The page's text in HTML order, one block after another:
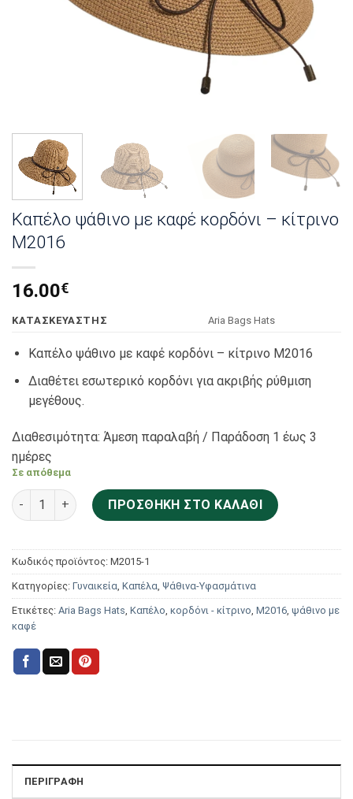
Καπέλο ψάθινο με καφέ κορδόνι – κίτρινο
Μ2016
16.00€
KΑΤΑΣΚΕΥΑΣΤΗΣ Αria Bags Hats
Καπέλο ψάθινο με καφέ κορδόνι – κίτρινο Μ2016
Διαθέτει εσωτερικό κορδόνι για ακριβής ρύθμιση
μεγέθους.
Διαθεσιμότητα: Άμεση παραλαβή / Παράδoση 1 έως 3
ημέρες
Σε απόθεμα
Καπέλο ψάθινο με καφέ κορδόνι - κίτρινο Μ2016 ποσότητα
ΠΡΟΣΘΉΚΗ ΣΤΟ ΚΑΛΆΘΙ
Κωδικός προϊόντος: Μ2015-1
Κατηγορίες: Γυναικεία, Καπέλα, Ψάθινα-Υφασμάτινα
Ετικέτες: Aria Bags Hats, Καπέλο, κορδόνι - κίτρινο, Μ2016, ψάθινο με
καφέ
ΠΕΡΙΓΡΑΦΉ